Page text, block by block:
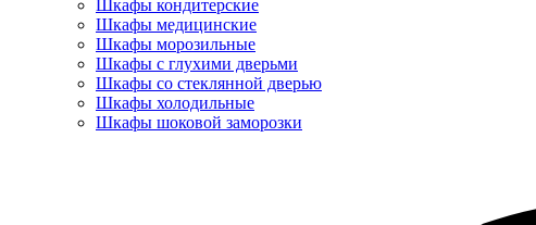
Шкафы кондитерские
Шкафы медицинские
Шкафы морозильные
Шкафы с глухими дверьми
Шкафы со стеклянной дверью
Шкафы холодильные
Шкафы шоковой заморозки